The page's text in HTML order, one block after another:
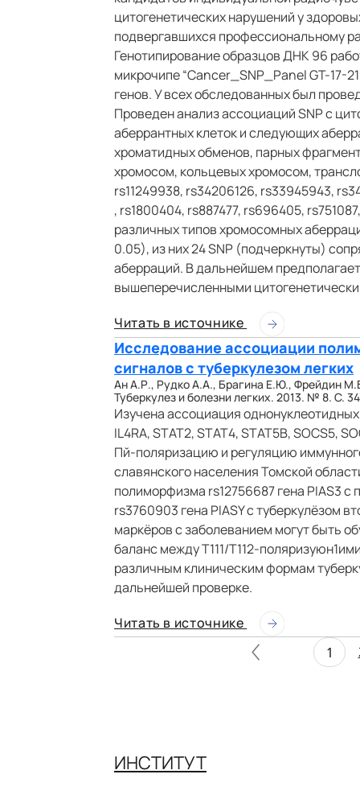
цитогенетических нарушений у
подвергавшихся профессиональному
Генотипирование образцов ДНК 96
микрочипе “Cancer_SNP_Panel GT-17-
генов. У всех обследованных был
Проведен анализ ассоциаций SNP с
аберрантных клеток и следующих
хроматидных обменов, парных
хромосом, кольцевых хромосом,
rs11249938, rs34206126, rs33945943,
, rs1800404, rs887477, rs696405,
различных типов хромосомных
0.05), из них 24 SNP (подчеркнуты)
аберраций. В дальнейшем
вышеперечисленными
Читать в источнике
Исследование ассоциации
сигналов с туберкулезом легких
Ан А.Р., Рудко А.А., Брагина Е.Ю., Фрейдин
Туберкулез и болезни легких. 2013. № 8. С.
Изучена ассоциация
IL4RA, STAT2, STAT4, STAT5B, SOCS5,
Пй-поляризацию и регуляцию
славянского населения Томской
полиморфизма rs12756687 гена PIAS3
rs3760903 гена PIASY с туберкулёзом
маркёров с заболеванием могут быть
баланс между Т111/Т112-
различным клиническим формам
дальнейшей проверке.
Читать в источнике
1
ИНСТИТУТ